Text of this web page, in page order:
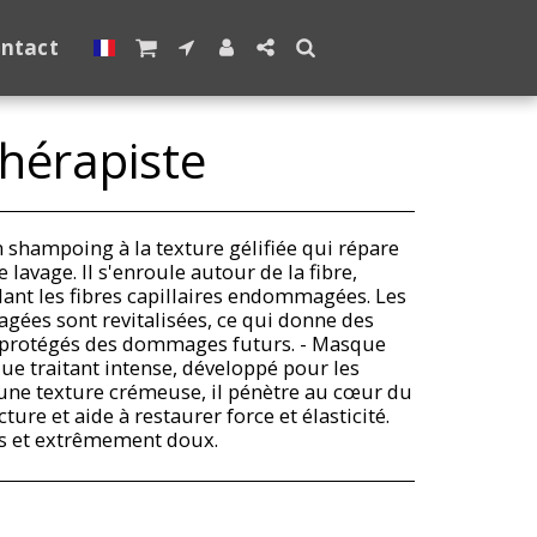
shampoing à la texture gélifiée qui répare
lavage. Il s'enroule autour de la fibre,
les fibres capillaires endommagées. Les
sont revitalisées, ce qui donne des
des dommages futurs. - Masque
traitant intense, développé pour les
texture crémeuse, il pénètre au cœur du
et aide à restaurer force et élasticité.
et extrêmement doux.